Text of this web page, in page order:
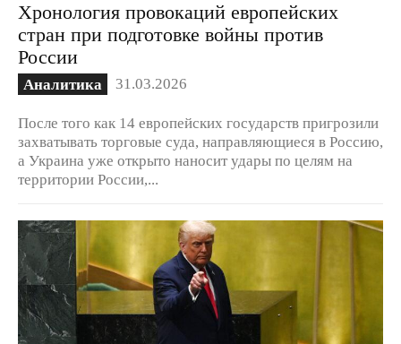
Хронология провокаций европейских
стран при подготовке войны против
России
Аналитика 31.03.2026
После того как 14 европейских государств пригрозили
захватывать торговые суда, направляющиеся в Россию,
а Украина уже открыто наносит удары по целям на
территории России,...